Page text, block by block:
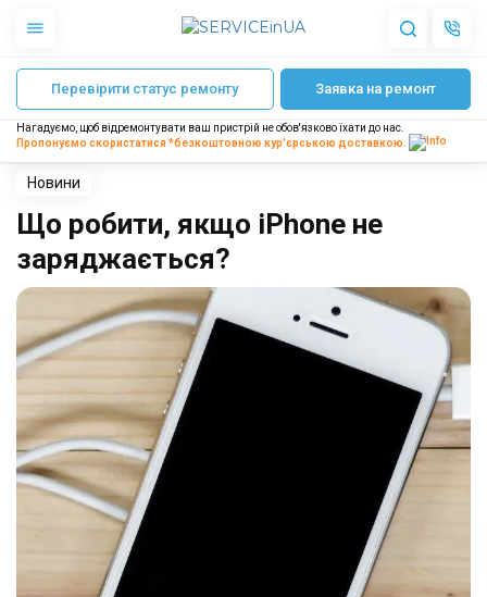
Apple
Гаджети
Акустика
Побутова техніка
Про нас
Доставка і оплата
Відгуки
Блог
Партнерам
Інтернет-магазин
Запчастини для смартфонів
Театральна
м. Київ, вул. Хрещатик 44-A м. Київ, вул. Анни Ахматової, 30
Перевірити статус ремонту Заявка на ремонт
Нагадуємо, щоб відремонтувати ваш пристрій не обов'язково їхати до нас.
Пропонуємо скористатися *безкоштовною кур'єрською доставкою.
Головна Що робити, якщо iPhone не заряджається?
Сергій Корнієнко
Новини
Що робити, якщо iPhone не
заряджається?